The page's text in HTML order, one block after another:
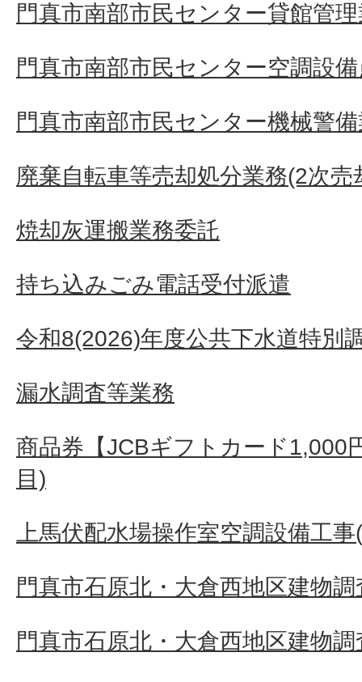
門真市南部市民センター貸館管
門真市南部市民センター空調設
門真市南部市民センター機械警
廃棄自転車等売却処分業務(2次売
焼却灰運搬業務委託
持ち込みごみ電話受付派遣
令和8(2026)年度公共下水道特別
漏水調査等業務
商品券【JCBギフトカード1,000
目)
上馬伏配水場操作室空調設備工
門真市石原北・大倉西地区建物
門真市石原北・大倉西地区建物